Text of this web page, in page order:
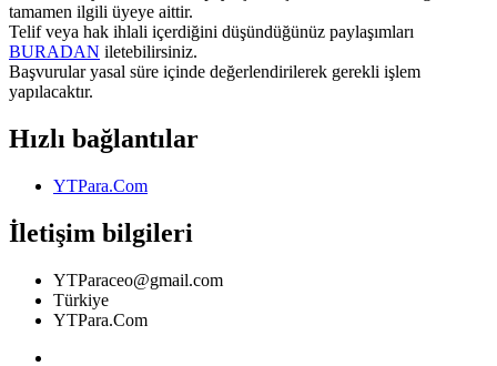
tamamen ilgili üyeye aittir.
Telif veya hak ihlali içerdiğini düşündüğünüz paylaşımları
BURADAN iletebilirsiniz.
Başvurular yasal süre içinde değerlendirilerek gerekli işlem
yapılacaktır.
Hızlı bağlantılar
YTPara.Com
İletişim bilgileri
YTParaceo@gmail.com
Türkiye
YTPara.Com